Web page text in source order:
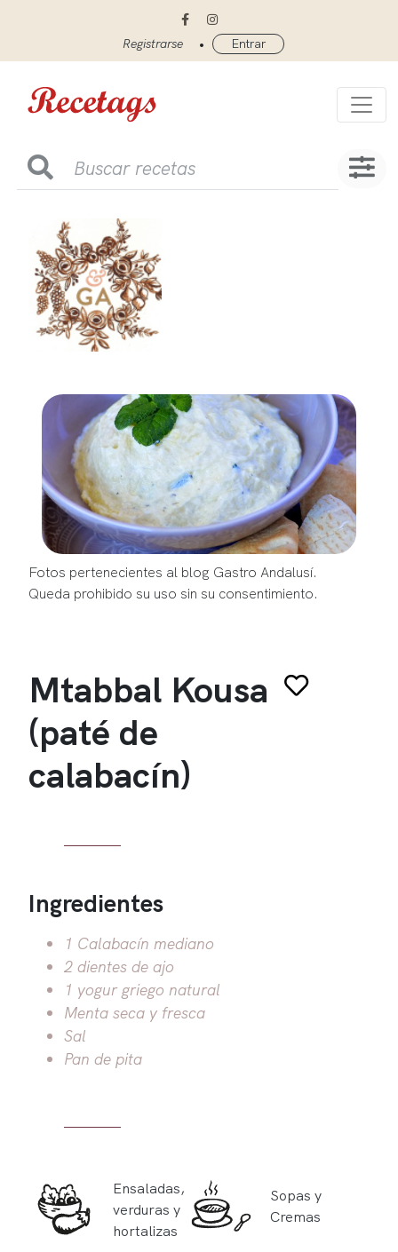
Registrarse • Entrar
Fotos pertenecientes al blog Gastro Andalusí.
Queda prohibido su uso sin su consentimiento.
Mtabbal Kousa
(paté de
calabacín)
Ingredientes
1 Calabacín mediano
2 dientes de ajo
1 yogur griego natural
Menta seca y fresca
Sal
Pan de pita
Ensaladas,
verduras y
hortalizas
Sopas y
Cremas